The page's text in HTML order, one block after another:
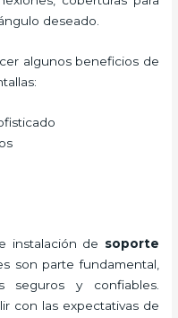
deseado.
algunos beneficios de
instalación de soporte
son parte fundamental,
seguros y confiables.
con las expectativas de